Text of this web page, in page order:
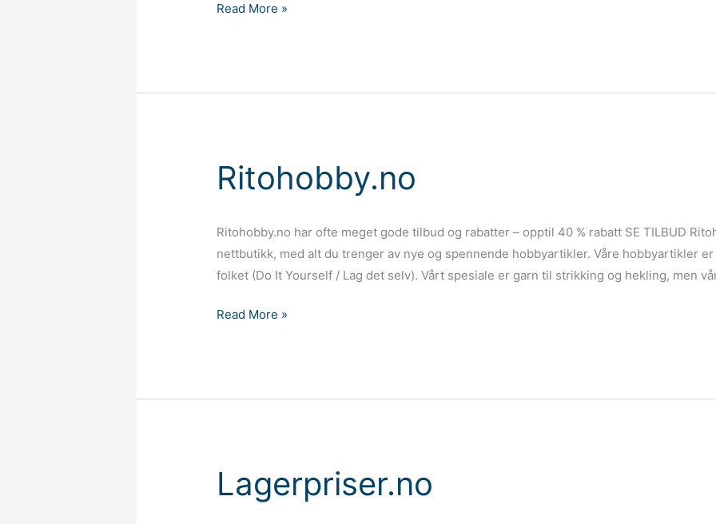
Outnorth
Read More »
Ritohobby.no
Ritohobby.no har ofte meget gode tilbud og rabatter – opptil 40 % rabatt SE TILBUD
nettbutikk, med alt du trenger av nye og spennende hobbyartikler. Våre hobbyartikler
folket (Do It Yourself / Lag det selv). Vårt spesiale er garn til strikking og hekling, men
Ritohobby.no
Read More »
Lagerpriser.no